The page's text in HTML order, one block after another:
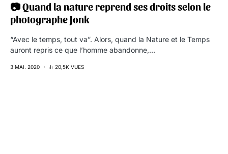
📷 Quand la nature reprend ses droits selon le
photographe Jonk
“Avec le temps, tout va”. Alors, quand la Nature et le Temps
auront repris ce que l’homme abandonne,…
3 MAI. 2020 20,5K VUES